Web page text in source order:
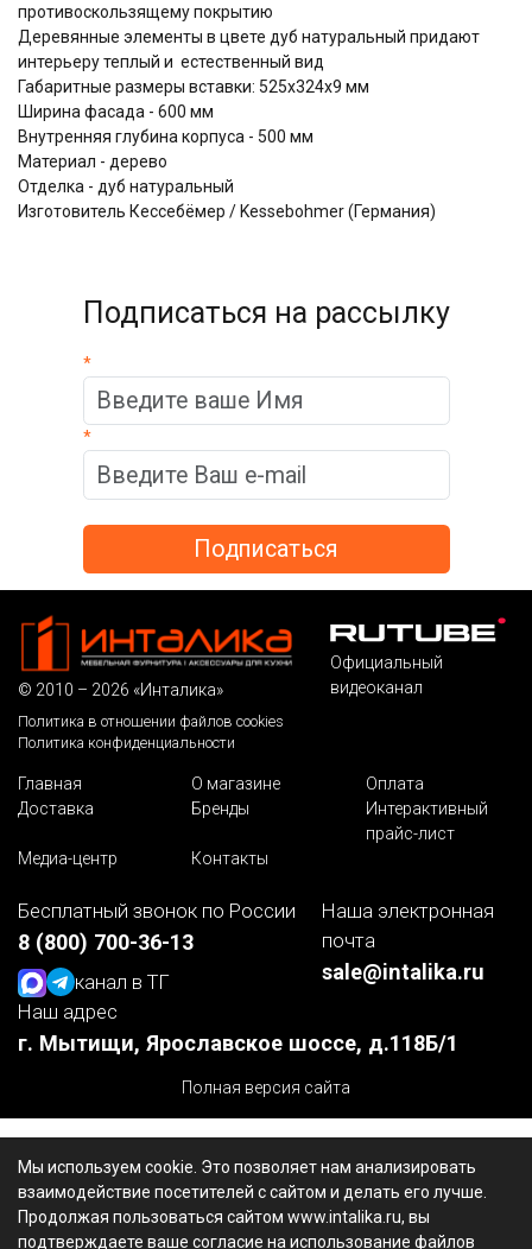
противоскользящему покрытию
Деревянные элементы в цвете дуб натуральный придают
интерьеру теплый и естественный вид
Габаритные размеры вставки: 525х324х9 мм
Ширина фасада - 600 мм
Внутренняя глубина корпуса - 500 мм
Материал - дерево
Отделка - дуб натуральный
Изготовитель Кессебёмер / Kessebohmer (Германия)
Подписаться на рассылку
*
*
Мы используем cookie. Это позволяет нам анализировать
взаимодействие посетителей с сайтом и делать его лучше.
Продолжая пользоваться сайтом www.intalika.ru, вы
подтверждаете ваше согласие на использование файлов
© 2010 – 2026 «Инталика»
Политика в отношении файлов cookies
Политика конфиденциальности
Официальный
видеоканал
Главная О магазине
Оплата
Доставка
Бренды
Интерактивный
прайс-лист
Медиа-центр
Контакты
Бесплатный звонок по России
8 (800) 700-36-13
канал в ТГ
Наша электронная
почта
sale@intalika.ru
Наш адрес
г. Мытищи, Ярославское шоссе, д.118Б/1
Полная версия сайта